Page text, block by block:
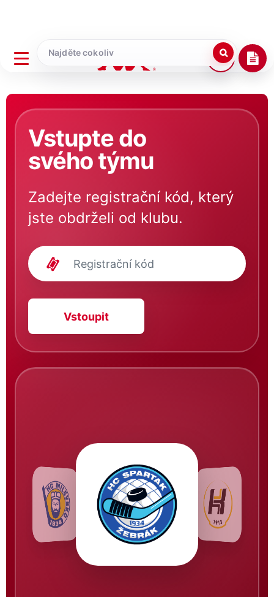
Vstupte do
svého týmu
Zadejte registrační kód, který
jste obdrželi od klubu.
Vstoupit